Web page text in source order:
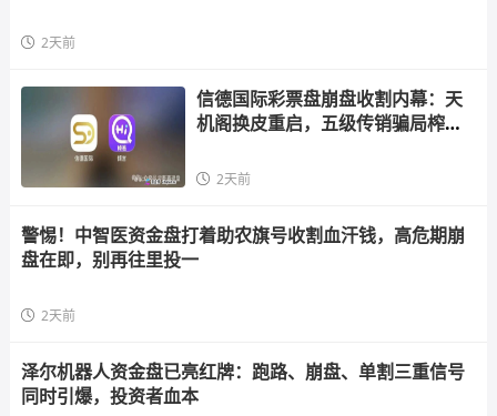
2天前
信德国际彩票盘崩盘收割内幕：天
机阁换皮重启，五级传销骗局榨干
2天前
警惕！中智医资金盘打着助农旗号收割血汗钱，高危期崩
盘在即，别再往里投一
2天前
泽尔机器人资金盘已亮红牌：跑路、崩盘、单割三重信号
同时引爆，投资者血本